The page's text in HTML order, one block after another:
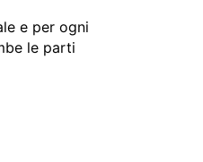
e per ogni
le parti